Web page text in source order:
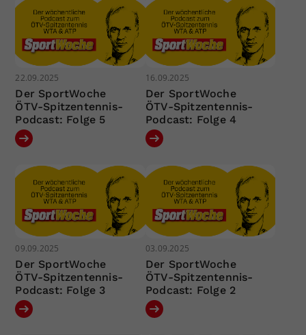
22.09.2025
Der SportWoche
ÖTV-Spitzentennis-
Podcast: Folge 5
16.09.2025
Der SportWoche
ÖTV-Spitzentennis-
Podcast: Folge 4
09.09.2025
Der SportWoche
ÖTV-Spitzentennis-
Podcast: Folge 3
03.09.2025
Der SportWoche
ÖTV-Spitzentennis-
Podcast: Folge 2